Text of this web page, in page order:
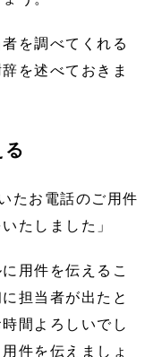
を調べてくれる
を述べておきま
たお電話のご用件
たしました」
用件を伝えるこ
担当者が出たと
間よろしいでし
件を伝えましょ